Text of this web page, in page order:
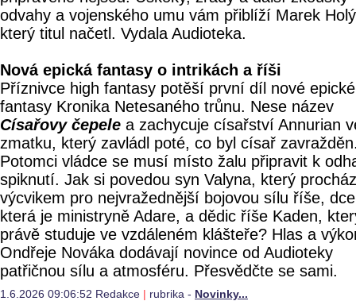
odvahy a vojenského umu vám přiblíží Marek
který titul načetl. Vydala Audioteka.
Nová epická fantasy o intrikách a říši
Příznivce high fantasy potěší první díl nové epické
fantasy Kronika Netesaného trůnu. Nese název
Císařovy čepele a zachycuje císařství Annurian
zmatku, který zavládl poté, co byl císař
Potomci vládce se musí místo žalu připravit k
spiknutí. Jak si povedou syn Valyna, který
výcvikem pro nejvražednější bojovou sílu říše,
která je ministryně Adare, a dědic říše Kaden,
právě studuje ve vzdáleném klášteře? Hlas a
Ondřeje Nováka dodávají novince od Audioteky
patřičnou sílu a atmosféru. Přesvědčte se sami.
1.6.2026 09:06:52 Redakce | rubrika - Novinky...